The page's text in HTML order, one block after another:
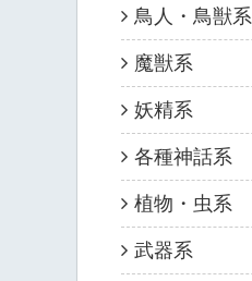
鳥人・鳥獣系
魔獣系
妖精系
各種神話系
植物・虫系
武器系